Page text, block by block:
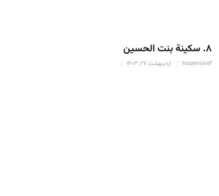
۸. سکینة بنت الحسین
hoseiniaref اردیبهشت 27, 1403